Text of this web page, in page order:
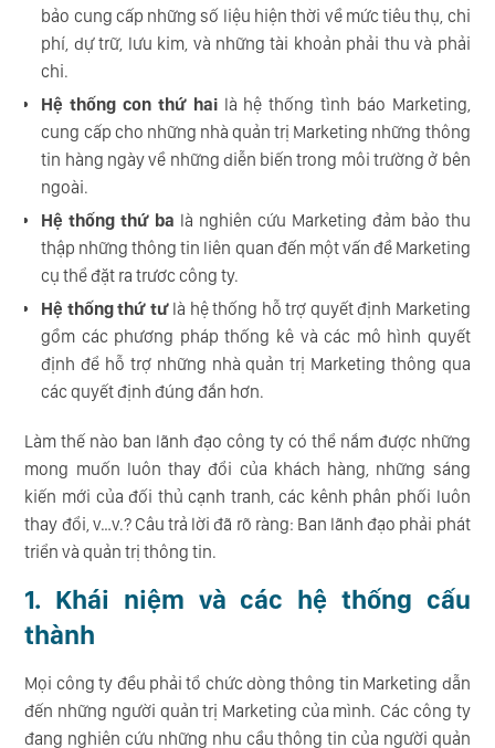
bảo cung cấp những số liệu hiện thời về mức tiêu thụ, chi
phí, dự trữ, lưu kim, và những tài khoản phải thu và phải
chi.
Hệ thống con thứ hailà hệ thống tình báo Marketing,
cung cấp cho những nhà quản trị Marketing những thông
tin hàng ngày về những diễn biến trong môi trường ở bên
ngoài.
Hệ thống thứ ba là nghiên cứu Marketing đảm bảo thu
thập những thông tin liên quan đến một vấn đề Marketing
cụ thể đặt ra trươc công ty.
Hệ thống thứ tưlà hệ thống hỗ trợ quyết định Marketing
gồm các phương pháp thống kê và các mô hình quyết
định để hỗ trợ những nhà quản trị Marketing thông qua
các quyết định đúng đắn hơn.
Làm thế nào ban lãnh đạo công ty có thể nắm được những
mong muốn luôn thay đổi của khách hàng, những sáng
kiến mới của đối thủ cạnh tranh, các kênh phân phối luôn
thay đổi, v…v.? Câu trả lời đã rõ ràng: Ban lãnh đạo phải phát
triển và quản trị thông tin.
1. Khái niệm và các hệ thống cấu
thành
Mọi công ty đều phải tổ chức dòng thông tin Marketing dẫn
đến những người quản trị Marketing của mình. Các công ty
đang nghiên cứu những nhu cầu thông tin của người quản